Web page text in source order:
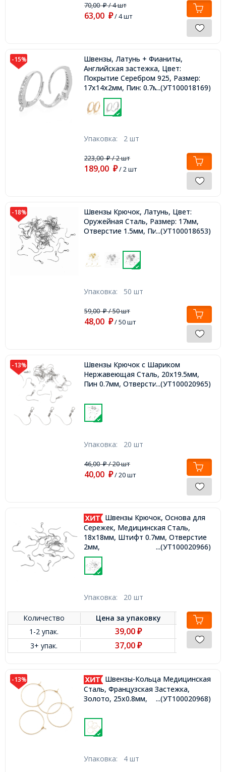
70,00₽/ 4 шт
63,00 ₽/ 4 шт
-15%
Швензы, Латунь + Фианиты,
Английская застежка, Цвет:
Покрытие Серебром 925, Размер:
17х14х2мм, Пин: 0.7мм...(УТ100018169)
Упаковка: 2 шт
223,00₽/ 2 шт
189,00 ₽/ 2 шт
-18%
Швензы Крючок, Латунь, Цвет:
Оружейная Сталь, Размер: 17мм,
Отверстие 1.5мм, Пин 0.7мм,
...(УТ100018653)
Упаковка: 50 шт
59,00₽/ 50 шт
48,00 ₽/ 50 шт
-13%
Швензы Крючок с Шариком
Нержавеющая Сталь, 20x19.5мм,
Пин 0.7мм, Отверстие 2мм,...(УТ100020965)
Упаковка: 20 шт
46,00₽/ 20 шт
40,00 ₽/ 20 шт
Швензы Крючок, Основа для
Сережек, Медицинская Сталь,
18x18мм, Штифт 0.7мм, Отверстие
2мм,
...(УТ100020966)
Упаковка: 20 шт
Количество Цена заупаковку
1-2 упак.
39,00₽
3+ упак. 37,00₽
-13%
Швензы-Кольца Медицинская
Сталь, Французская Застежка,
Золото, 25х0.8мм,
...(УТ100020968)
Упаковка: 4 шт